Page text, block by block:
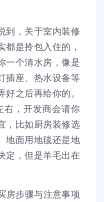
到，关于室内装修
都是拎包入住的，
一个清水房，像是
插座、热水设备等
之后再给你的。
右，开发商会请你
，比如厨房装修选
地面用地毯还是地
定，但是羊毛出在